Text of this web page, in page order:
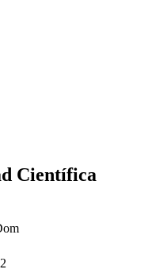
Científica